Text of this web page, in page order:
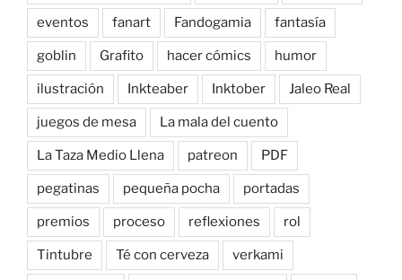
eventos fanart Fandogamia fantasía
goblin Grafito hacer cómics humor
ilustración Inkteaber Inktober Jaleo Real
juegos de mesa La mala del cuento
La Taza Medio Llena patreon PDF
pegatinas pequeña pocha portadas
premios proceso reflexiones rol
Tintubre Té con cerveza verkami